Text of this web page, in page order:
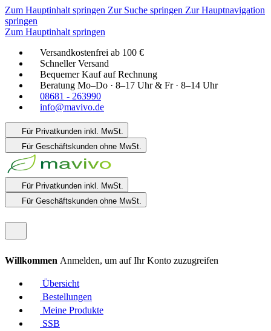
Zum Hauptinhalt springen Zur Suche springen Zur Hauptnavigation
springen
Zum Hauptinhalt springen
Versandkostenfrei ab 100 €
Schneller Versand
Bequemer Kauf auf Rechnung
Beratung Mo–Do · 8–17 Uhr & Fr · 8–14 Uhr
08681 - 263990
info@mavivo.de
Für Privatkunden inkl. MwSt.
Für Geschäftskunden ohne MwSt.
Für Privatkunden inkl. MwSt.
Für Geschäftskunden ohne MwSt.
Willkommen Anmelden, um auf Ihr Konto zuzugreifen
Übersicht
Bestellungen
Meine Produkte
SSB